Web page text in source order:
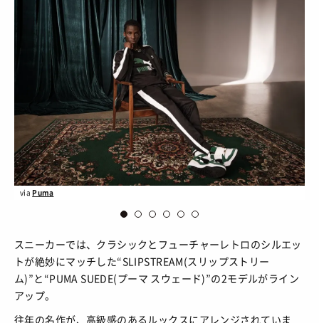
via Puma
スニーカーでは、クラシックとフューチャーレトロのシルエッ
トが絶妙にマッチした“SLIPSTREAM(スリップストリー
ム)”と“PUMA SUEDE(プーマ スウェード)”の2モデルがライン
アップ。
往年の名作が、高級感のあるルックスにアレンジされていま